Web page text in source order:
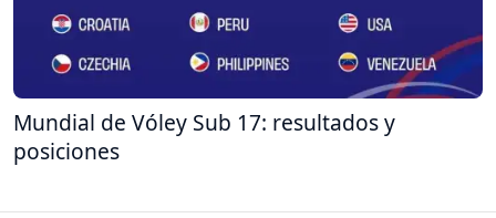
Mundial de Vóley Sub 17: resultados y
posiciones